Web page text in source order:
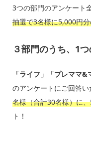
3つの部門のアンケート
抽選で3名様に5,000円
３部門のうち、1
「ライフ」 「プレママ
のアンケートにご回答い
名様（合計30名様）に
ト！